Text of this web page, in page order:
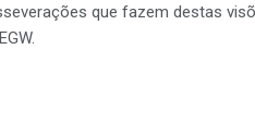
que fazem destas